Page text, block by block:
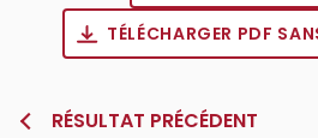
TÉLÉCHARGER PDF
RÉSULTAT PRÉCÉDENT